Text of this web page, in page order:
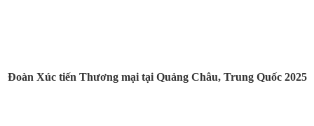
Đoàn Xúc tiến Thương mại tại Quảng Châu, Trung Quốc 2025